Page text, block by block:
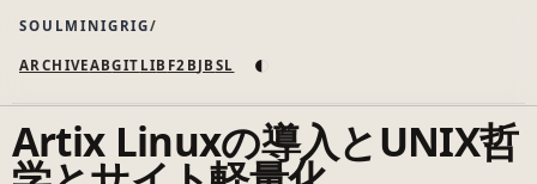
SOULMINIGRIG
ARCHIVEABGIT LIB F2B JB SL ◐
Artix Linuxの導入とUNIX哲